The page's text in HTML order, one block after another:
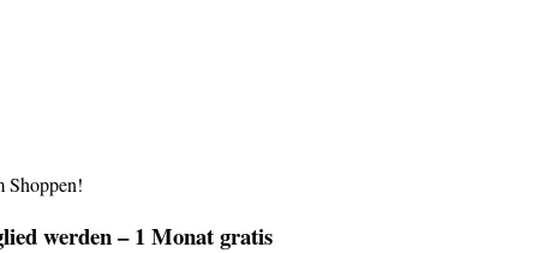
Shoppen!
werden – 1 Monat gratis